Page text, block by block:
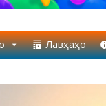
Лавҳаҳо